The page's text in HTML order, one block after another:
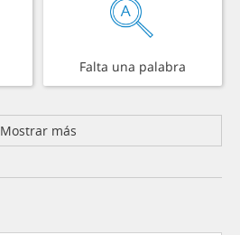
Falta una palabra
Mostrar más